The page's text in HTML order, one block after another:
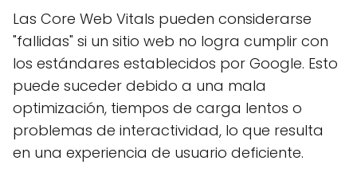
Las Core Web Vitals pueden considerarse
"fallidas" si un sitio web no logra cumplir con
los estándares establecidos por Google. Esto
puede suceder debido a una mala
optimización, tiempos de carga lentos o
problemas de interactividad, lo que resulta
en una experiencia de usuario deficiente.